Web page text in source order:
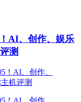
AI、创作、娱乐
测